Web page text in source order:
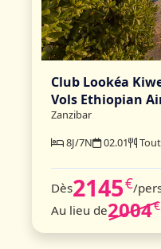
Club Lookéa
Vols Ethiopian
Zanzibar
8J/7N
02.01
Dès2145€/
Au lieu de2004€